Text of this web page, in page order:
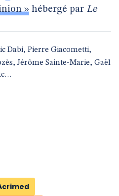
» hébergé par Le
Dabi, Pierre Giacometti,
Jérôme Sainte-Marie, Gaël